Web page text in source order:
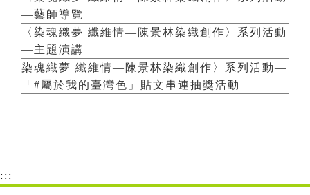
—藝師導覽
〈染魂織夢 纖維情—陳景林染織創作〉系列活動
—主題演講
染魂織夢 纖維情—陳景林染織創作〉系列活動—
「#屬於我的臺灣色」貼文串連抽獎活動
:::